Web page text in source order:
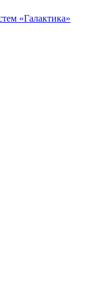
«Галактика»